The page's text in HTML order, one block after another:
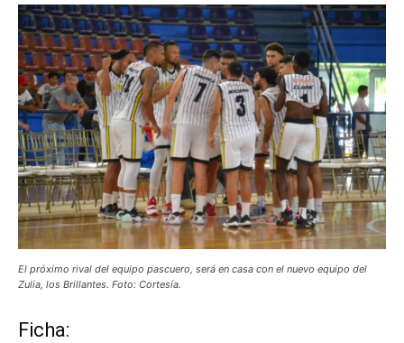
El próximo rival del equipo pascuero, será en casa con el nuevo equipo del
Zulia, los Brillantes. Foto: Cortesía.
Ficha: